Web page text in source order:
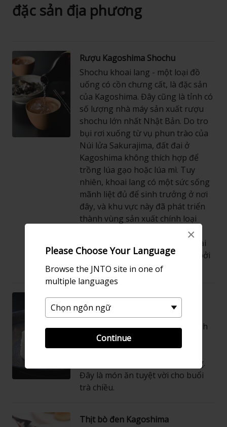
Please Choose Your Language
Browse the JNTO site in one of
multiple languages
Continue
×
đặc sản địa phương
Rượu Kagoshima Shochu
Shochu khoai lang - một loại đồ
uống có cồn chưng cất, là đặc sản
của Kagoshima. Đây cũng là tỉnh có
số lượng nhà máy sản xuất rượu
shochu lớn nhất Nhật Bản. Do tro
bụi rơi xuống từ vụ phun trào của
Núi lửa Sakurajima, đất đai ở
Kagoshima không thích hợp để
trồng lúa gạo hoặc lúa mì. Tuy
nhiên, khoai lang có một sức sống
mãnh liệt đủ để sinh trưởng ở nơi
đây, và khu vực này đã phát triển
thành vùng sản xuất chính loại
"satsumaimo". Shochu làm từ loại
khoai lang này được đặc trưng bởi
vị ngọt thanh nhã và tinh tế.
Bánh ngọt Karukan
Làm từ bột nhào gồm bột gạo,
khoai nghiền và đường tạo thành
bánh hấp và nhồi bột đậu ngọt,
sau đó karukan được hấp thành
một chiếc bánh xốp, ngon miệng.
Đây là món ăn tuyệt vời cho buổi
trà chiều.
Thịt bò đen Kagoshima